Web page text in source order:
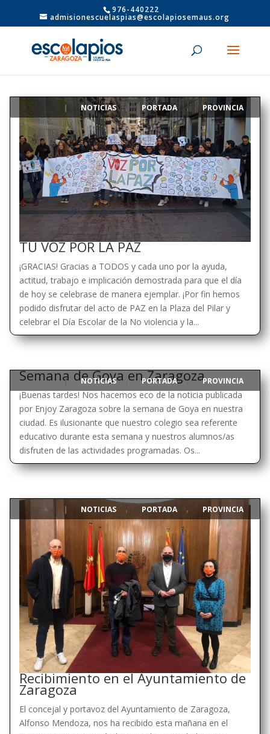
976-440222
admisionescuelaspias@escolapiosemaus.org
TU VOZ POR LA PAZ
NOTICIAS , PORTADA , PROVINCIA
¡GRACIAS! Gracias a TODOS y cada uno por la ayuda,
actitud, trabajo e implicación demostrada para que el día
de hoy se celebrase de manera ejemplar. ¡Por fin hemos
podido disfrutar del acto de PAZ en la Plaza del Pilar y
celebrar el Día Escolar de la No violencia y la...
Semana de Goya en Zaragoza
| NOTICIAS , PORTADA , PROVINCIA
¡Buenas tardes! Nos hacemos eco de la noticia publicada
por Enjoy Zaragoza sobre la semana de Goya en nuestra
ciudad. Es ilusionante que nuestro colegio sea referente
educativo durante esta semana y nuestros alumnos/as
disfruten de las actividades programadas. Os...
Recibimiento en el Ayuntamiento de
Zaragoza
NOTICIAS , PORTADA , PROVINCIA
El concejal y portavoz del Ayuntamiento de Zaragoza,
Alfonso Mendoza, nos ha recibido esta mañana en el